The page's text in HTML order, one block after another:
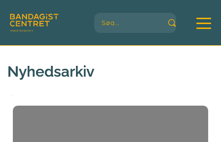
Søg...
Nyhedsarkiv